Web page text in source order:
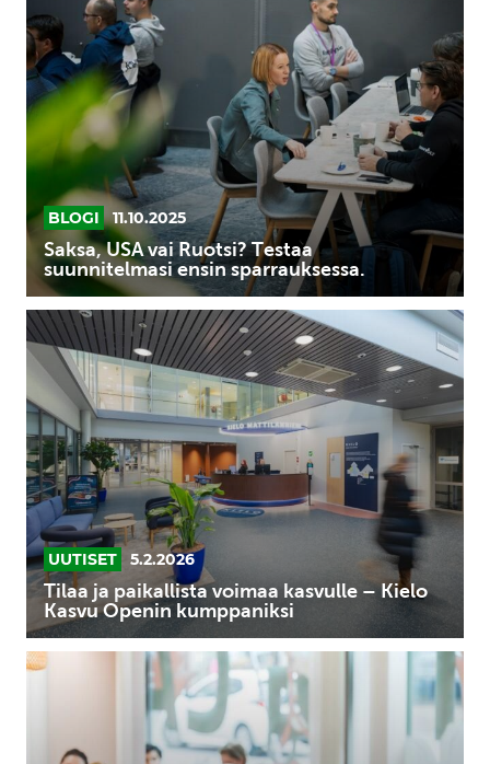
vai
Ruotsi?
Testaa
suunnitelmasi
ensin
sparrauksessa.
BLOGI 11.10.2025
Saksa, USA vai Ruotsi? Testaa
suunnitelmasi ensin sparrauksessa.
Tilaa
ja
paikallista
voimaa
kasvulle
–
Kielo
Kasvu
Openin
kumppaniksi
UUTISET 5.2.2026
Tilaa ja paikallista voimaa kasvulle – Kielo
Kasvu Openin kumppaniksi
Suomi